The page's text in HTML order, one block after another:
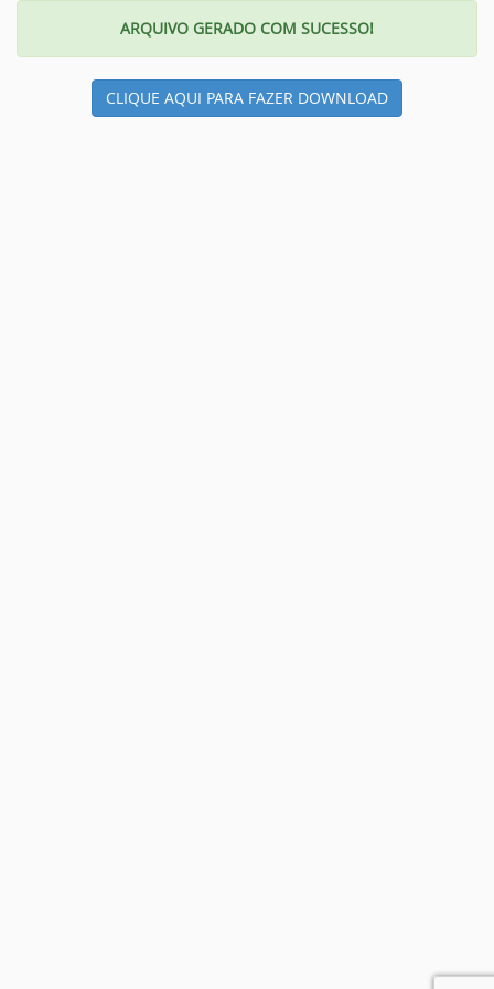
ARQUIVO GERADO COM SUCESSO!
CLIQUE AQUI PARA FAZER DOWNLOAD